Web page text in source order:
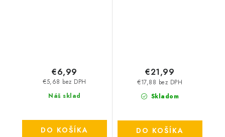
Náš sklad
€5,68 bez DPH
€6,99
DO KOŠÍKA
Skladom
€17,88 bez DPH
€21,99
DO KOŠÍKA